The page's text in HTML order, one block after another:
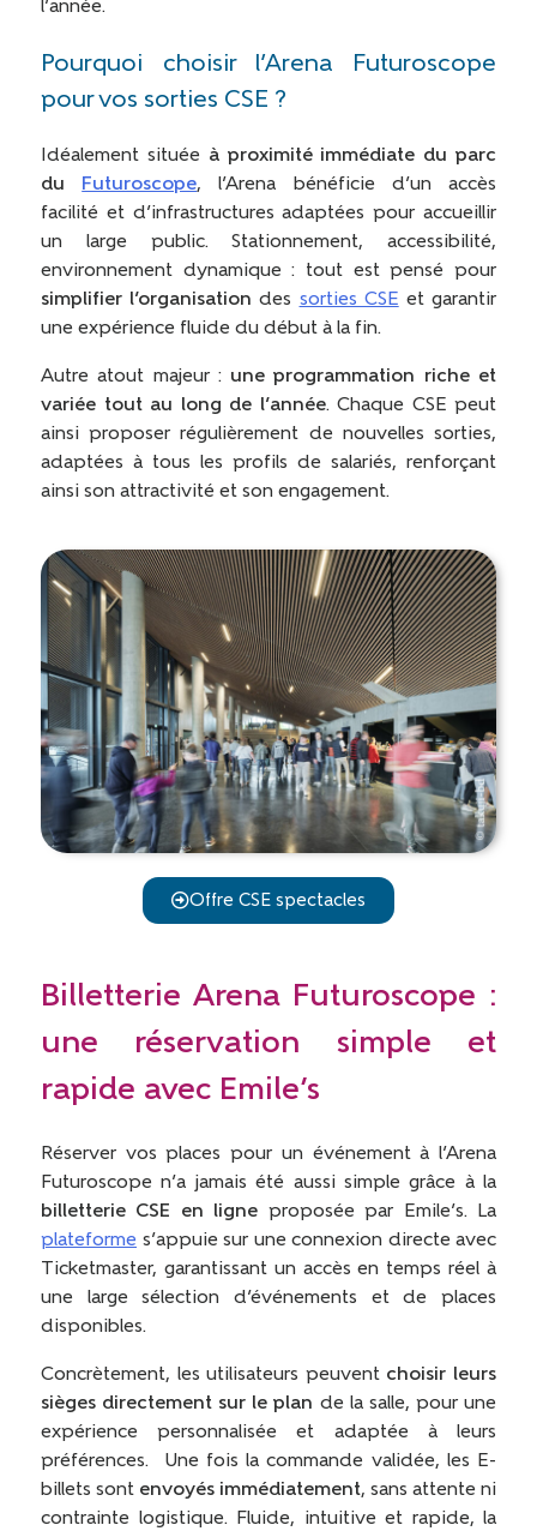
l’année.
Pourquoi choisir l’Arena Futuroscope
pour vos sorties CSE ?
Idéalement située à proximité immédiate du parc
du
Futuroscope, l’Arena bénéficie d’un accès
facilité et d’infrastructures adaptées pour accueillir
un large public. Stationnement, accessibilité,
environnement dynamique : tout est pensé pour
simplifier l’organisation des sorties CSE et garantir
une expérience fluide du début à la fin.
Autre atout majeur : une programmation riche et
variée tout au long de l’année. Chaque CSE peut
ainsi proposer régulièrement de nouvelles sorties,
adaptées à tous les profils de salariés, renforçant
ainsi son attractivité et son engagement.
Offre CSE spectacles
Billetterie Arena Futuroscope :
une réservation simple et
rapide avec Emile’s
Réserver vos places pour un événement à l’Arena
Futuroscope n’a jamais été aussi simple grâce à la
billetterie CSE en ligne proposée par Emile’s. La
plateforme s’appuie sur une connexion directe avec
Ticketmaster, garantissant un accès en temps réel à
une large sélection d’événements et de places
disponibles.
Concrètement, les utilisateurs peuvent choisir leurs
sièges directement sur le plan de la salle, pour une
expérience personnalisée et adaptée à leurs
préférences. Une fois la commande validée, les E-
billets sont envoyés immédiatement, sans attente ni
contrainte logistique. Fluide, intuitive et rapide, la